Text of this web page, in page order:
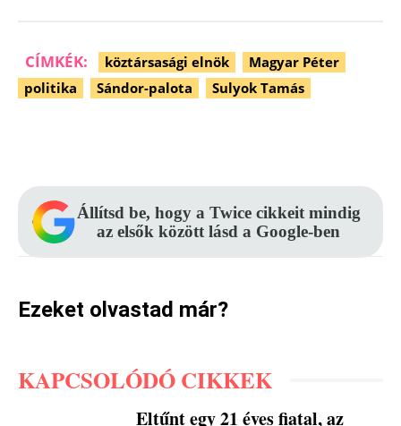
CÍMKÉK: köztársasági elnök
Magyar Péter
politika
Sándor-palota Sulyok Tamás
Állítsd be, hogy a Twice cikkeit mindig
az elsők között lásd a Google-ben
Ezeket olvastad már?
KAPCSOLÓDÓ CIKKEK
Eltűnt egy 21 éves fiatal, az